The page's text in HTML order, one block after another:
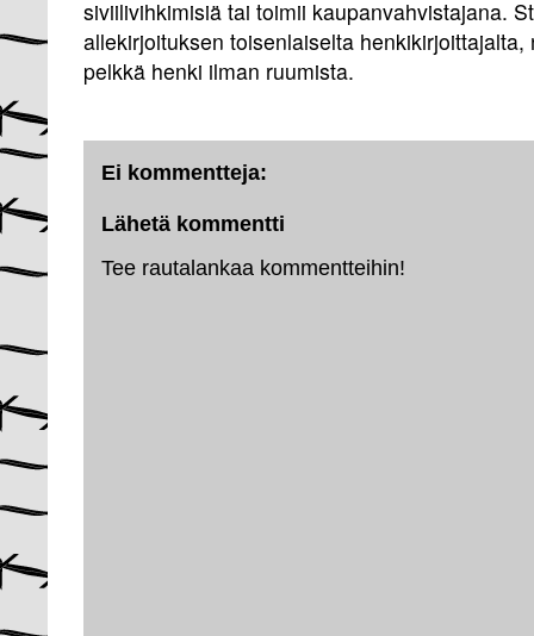
siviilivihkimisiä tai toimii kaupanvahvistajana.
allekirjoituksen toisenlaiselta
pelkkä henki ilman ruumista.
Ei kommentteja:
Lähetä kommentti
Tee rautalankaa kommentteihin!